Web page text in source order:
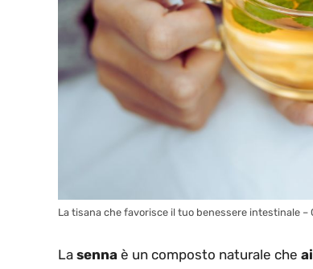
La tisana che favorisce il tuo benessere intestinale –
La senna è un composto naturale che